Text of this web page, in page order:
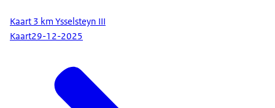
Kaart 3 km Ysselsteyn III
Kaart29-12-2025